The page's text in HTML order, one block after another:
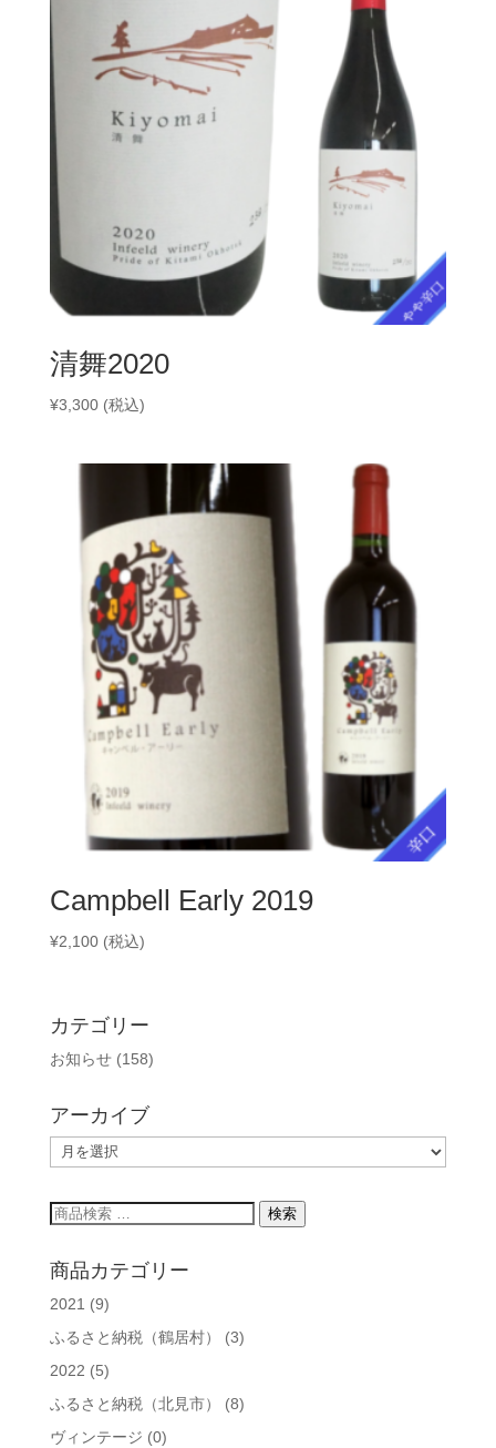
清舞2020
¥3,300 (税込)
Campbell Early 2019
¥2,100 (税込)
カテゴリー
お知らせ(158)
アーカイブ
ー
カ
イ
検
対
検索
商品カテゴリー
2021 (9)
ふるさと納税（鶴居村）
(3)
2022 (5)
ふるさと納税（北見市）
(8)
ヴィンテージ (0)